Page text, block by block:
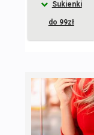
Sukienki
do 99zł